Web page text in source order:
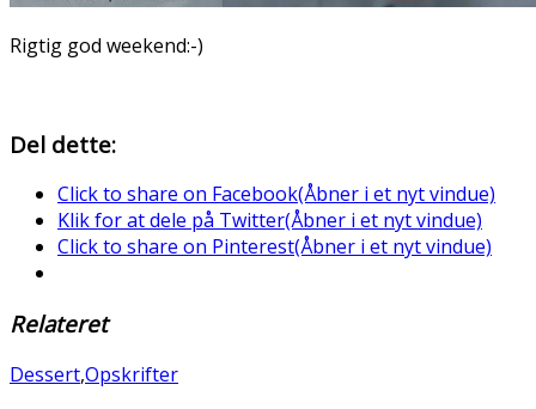
Rigtig god weekend:-)
Del dette:
Click to share on Facebook(Åbner i et nyt vindue)
Klik for at dele på Twitter(Åbner i et nyt vindue)
Click to share on Pinterest(Åbner i et nyt vindue)
Relateret
Dessert,Opskrifter